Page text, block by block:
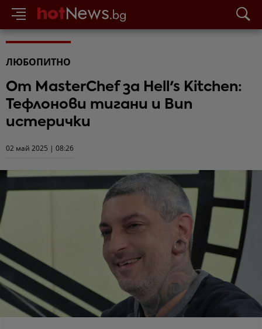
ЛЮБОПИТНО
От MasterChef за Hell's Kitchen:
Тефлонови тигани и Вип
истерички
02 май 2025 | 08:26